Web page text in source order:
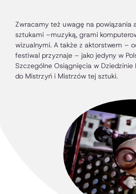
Zwracamy też uwagę na powiązania
sztukami –muzyką, grami
wizualnymi. A także z aktorstwem –
festiwal przyznaje – jako jedyny w
Szczególne Osiągnięcia w
do Mistrzyń i Mistrzów tej sztuki.